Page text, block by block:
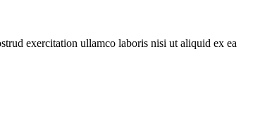
exercitation ullamco laboris nisi ut aliquid ex ea